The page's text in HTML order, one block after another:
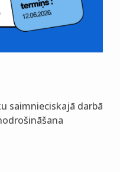
saimnieciskajā darbā